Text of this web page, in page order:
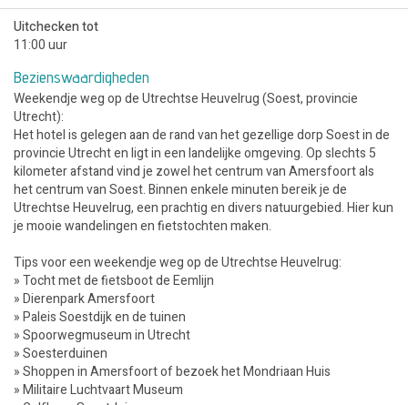
Uitchecken tot
11:00 uur
Bezienswaardigheden
Weekendje weg op de Utrechtse Heuvelrug (Soest, provincie
Utrecht):
Het hotel is gelegen aan de rand van het gezellige dorp Soest in de
provincie Utrecht en ligt in een landelijke omgeving. Op slechts 5
kilometer afstand vind je zowel het centrum van Amersfoort als
het centrum van Soest. Binnen enkele minuten bereik je de
Utrechtse Heuvelrug, een prachtig en divers natuurgebied. Hier kun
je mooie wandelingen en fietstochten maken.
Tips voor een weekendje weg op de Utrechtse Heuvelrug:
» Tocht met de fietsboot de Eemlijn
» Dierenpark Amersfoort
» Paleis Soestdijk en de tuinen
» Spoorwegmuseum in Utrecht
» Soesterduinen
» Shoppen in Amersfoort of bezoek het Mondriaan Huis
» Militaire Luchtvaart Museum